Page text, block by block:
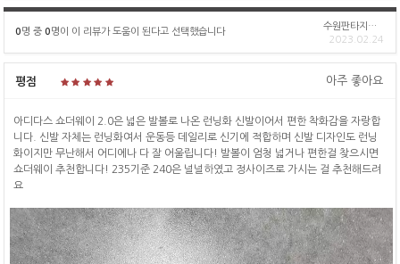
0명 중 0명이 이 리뷰가 도움이 된다고 선택했습니다
수원판타지움점(직)
2023.02.24
평점 아주 좋아요
아디다스 쇼더웨이 2.0은 넓은 발볼로 나온 런닝화 신발이어서 편한 착화감을 자랑합
니다. 신발 자체는 런닝화여서 운동등 데일리로 신기에 적합하며 신발 디자인도 런닝
화이지만 무난해서 어디에나 다 잘 어울립니다! 발볼이 엄청 넓거나 편한걸 찾으시면
쇼더웨이 추천합니다! 235기준 240은 널널하였고 정사이즈로 가시는 걸 추천해드려
요